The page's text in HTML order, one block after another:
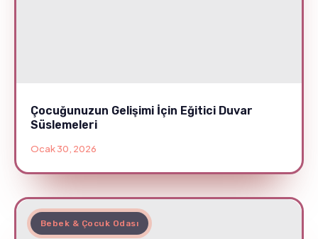
Çocuğunuzun Gelişimi İçin Eğitici Duvar
Süslemeleri
Ocak 30, 2026
Bebek & Çocuk Odası